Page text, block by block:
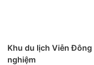
Khu du lịch Viễn
nghiệm